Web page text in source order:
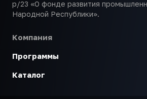
р/23 «О фонде развития
Народной Республики».
Компания
Программы
Каталог